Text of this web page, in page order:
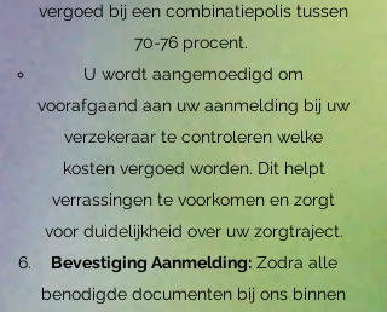
vergoed bij een combinatiepolis tussen
70-76 procent.
U wordt aangemoedigd om
voorafgaand aan uw aanmelding bij uw
verzekeraar te controleren welke
kosten vergoed worden. Dit helpt
verrassingen te voorkomen en zorgt
voor duidelijkheid over uw zorgtraject.
Bevestiging Aanmelding:Zodra alle
benodigde documenten bij ons binnen